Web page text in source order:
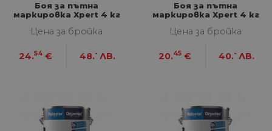
Боя за пътна
маркировка Xpert 4 кг
Цена за бройка
24.54 € 48.- ЛВ.
Боя за пътна
маркировка Xpert 4 кг
Цена за бройка
20.45 € 40.- ЛВ.